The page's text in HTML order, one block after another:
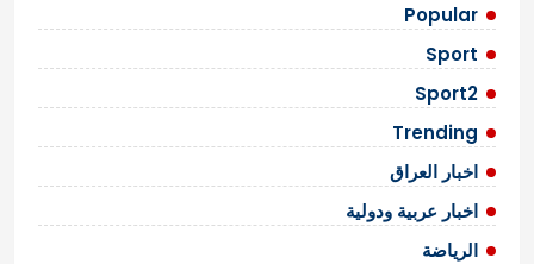
Popular
Sport
Sport2
Trending
اخبار العراق
اخبار عربية ودولية
الرياضة